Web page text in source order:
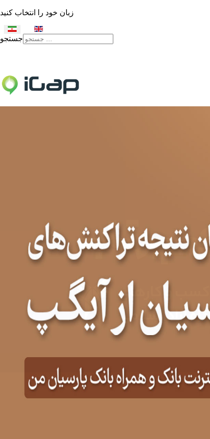
زبان خود را انتخاب کنید
جستجو